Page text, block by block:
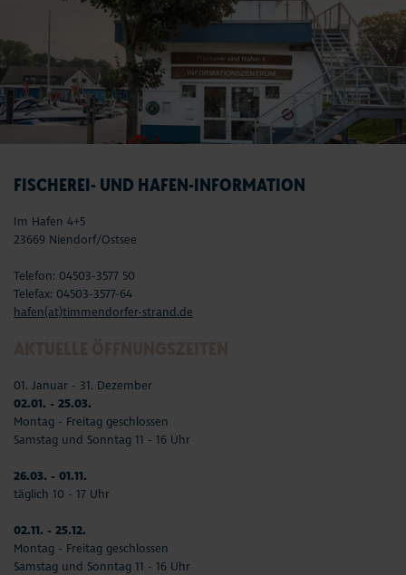
FISCHEREI- UND HAFEN-INFORMATION
Im Hafen 4+5
23669 Niendorf/Ostsee
Telefon: 04503-3577 50
Telefax: 04503-3577-64
hafen(at)timmendorfer-strand.de
01. Januar - 31. Dezember
02.01. - 25.03.
Montag - Freitag geschlossen
Samstag und Sonntag 11 - 16 Uhr
26.03. - 01.11.
täglich 10 - 17 Uhr
02.11. - 25.12.
Montag - Freitag geschlossen
Samstag und Sonntag 11 - 16 Uhr